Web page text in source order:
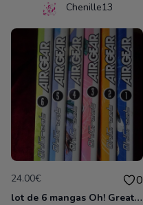
Chenille13
24.00€ 0
lot de 6 mangas Oh! Great AIR GEAR